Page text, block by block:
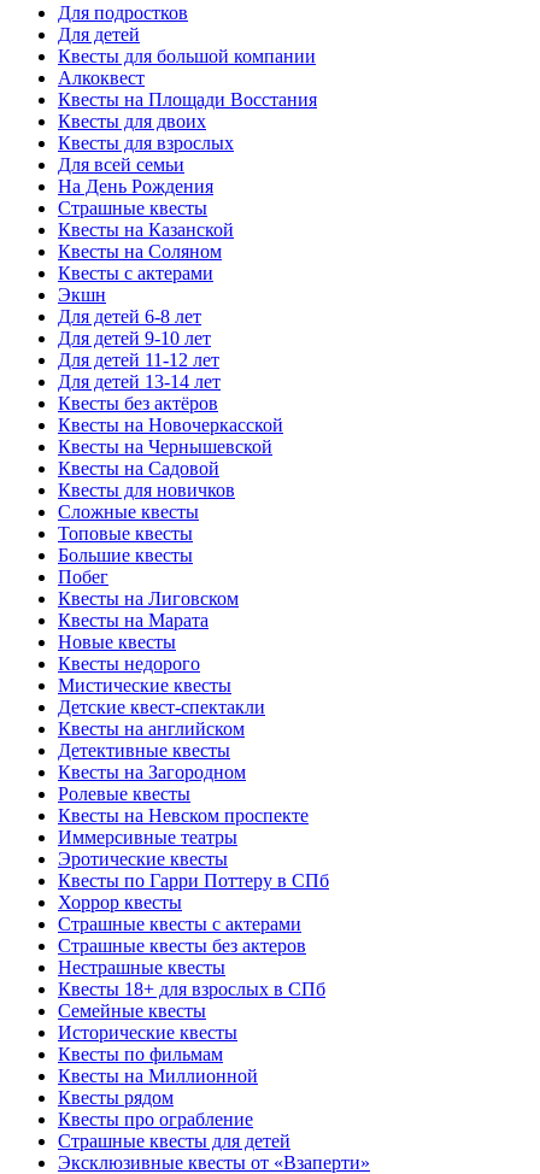
Для подростков
Для детей
Квесты для большой компании
Алкоквест
Квесты на Площади Восстания
Квесты для двоих
Квесты для взрослых
Для всей семьи
На День Рождения
Страшные квесты
Квесты на Казанской
Квесты на Соляном
Квесты с актерами
Экшн
Для детей 6-8 лет
Для детей 9-10 лет
Для детей 11-12 лет
Для детей 13-14 лет
Квесты без актёров
Квесты на Новочеркасской
Квесты на Чернышевской
Квесты на Садовой
Квесты для новичков
Сложные квесты
Топовые квесты
Большие квесты
Побег
Квесты на Лиговском
Квесты на Марата
Новые квесты
Квесты недорого
Мистические квесты
Детские квест-спектакли
Квесты на английском
Детективные квесты
Квесты на Загородном
Ролевые квесты
Квесты на Невском проспекте
Иммерсивные театры
Эротические квесты
Квесты по Гарри Поттеру в СПб
Хоррор квесты
Страшные квесты с актерами
Страшные квесты без актеров
Нестрашные квесты
Квесты 18+ для взрослых в СПб
Семейные квесты
Исторические квесты
Квесты по фильмам
Квесты на Миллионной
Квесты рядом
Квесты про ограбление
Страшные квесты для детей
Эксклюзивные квесты от «Взаперти»